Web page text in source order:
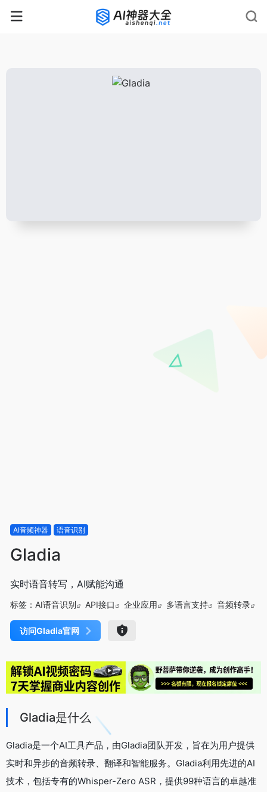
AI音频神器 语音识别
Gladia
实时语音转写，AI赋能沟通
标签： AI语音识别 API接口 企业应用 多语言支持 音频转录
访问Gladia官网
Gladia是什么
Gladia是一个AI工具产品，由Gladia团队开发，旨在为用户提供
实时和异步的音频转录、翻译和智能服务。Gladia利用先进的AI
技术，包括专有的Whisper-Zero ASR，提供99种语言的卓越准